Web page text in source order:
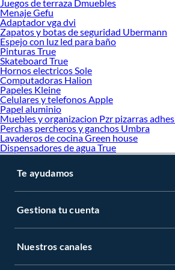
Juegos de terraza Dmuebles
Menaje Gefu
Adaptador vga dvi
Zapatos y botas de seguridad Ubermann
Espejo con luz led para baño
Pinturas True
Skateboard True
Hornos electricos Sole
Computadoras Halion
Papeles Kleine
Celulares y telefonos Apple
Papel aluminio
Muebles y organizacion Pzr pizarras
Perchas percheros y ganchos Umbra
Lavaderos de cocina Green house
Dispensadores de agua True
Te ayudamos
Gestiona tu cuenta
Nuestros canales